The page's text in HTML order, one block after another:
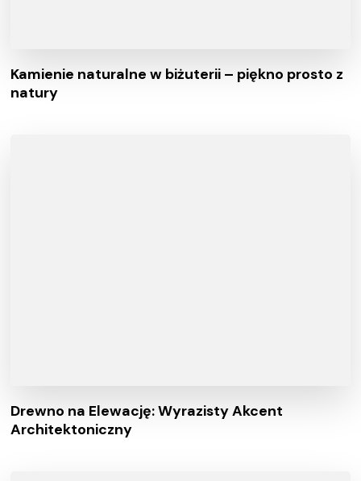
Kamienie naturalne w biżuterii – piękno prosto z
natury
Drewno na Elewację: Wyrazisty Akcent
Architektoniczny